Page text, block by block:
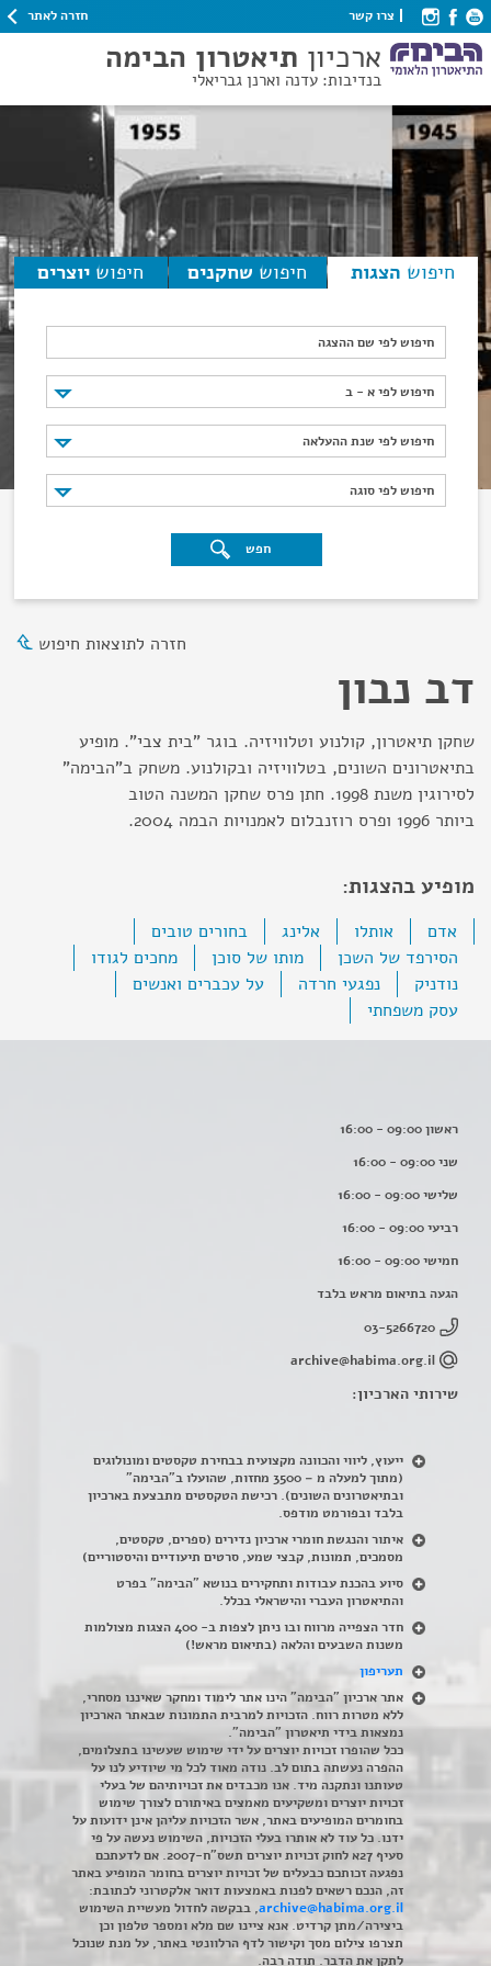
צרו קשר חזרה לאתר
ארכיון תיאטרון הבימה
בנדיבות: עדנה וארנן גבריאלי
חיפוש הצגות חיפוש שחקנים חיפוש יוצרים
חיפוש לפי שם ההצגה
חיפוש לפי א - ב
חיפוש לפי א - ב
חיפוש לפי שנת ההעלאה
חיפוש לפי שנת ההעלאה
חיפוש לפי סוגה
חיפוש לפי סוגה
חפש
חזרה לתוצאות חיפוש
דב נבון
שחקן תיאטרון, קולנוע וטלוויזיה. בוגר "בית צבי". מופיע
בתיאטרונים השונים, בטלוויזיה ובקולנוע. משחק ב"הבימה"
לסירוגין משנת 1998. חתן פרס שחקן המשנה הטוב
ביותר 1996 ופרס רוזנבלום לאמנויות הבמה 2004.
מופיע בהצגות:
אדם אותלו אלינג
בחורים טובים
הסירפד של השכן
מותו של סוכן
מחכים לגודו
נודניק
נפגעי חרדה
על עכברים ואנשים
עסק משפחתי
ראשון 09:00 - 16:00
שני 09:00 - 16:00
שלישי 09:00 - 16:00
רביעי 09:00 - 16:00
חמישי 09:00 - 16:00
הגעה בתיאום מראש בלבד
03-5266720
archive@habima.org.il
שירותי הארכיון:
ייעוץ, ליווי והכוונה מקצועית בבחירת טקסטים ומונולוגים
(מתוך למעלה מ – 3500 מחזות, שהועלו ב"הבימה"
ובתיאטרונים השונים). רכישת הטקסטים מתבצעת בארכיון
בלבד ובפורמט מודפס.
איתור והנגשת חומרי ארכיון נדירים (ספרים, טקסטים,
מסמכים, תמונות, קבצי שמע, סרטים תיעודיים והיסטוריים)
סיוע בהכנת עבודות ותחקירים בנושא "הבימה" בפרט
והתיאטרון העברי והישראלי בכלל.
חדר הצפייה מרווח ובו ניתן לצפות ב- 400 הצגות מצולמות
משנות השבעים והלאה (בתיאום מראש!)
תעריפון
אתר ארכיון "הבימה" הינו אתר לימוד ומחקר שאיננו מסחרי,
ללא מטרות רווח. הזכויות למרבית התמונות שבאתר הארכיון
נמצאות בידי תיאטרון "הבימה".
ככל שהופרו זכויות יוצרים על ידי שימוש שעשינו בתצלומים,
ההפרה נעשתה בתום לב. נודה מאוד לכל מי שיודיע לנו על
טעותנו ונתקנה מיד. אנו מכבדים את זכויותיהם של בעלי
זכויות יוצרים ומשקיעים מאמצים באיתורם לצורך שימוש
בחומרים המופיעים באתר, אשר הזכויות עליהן אינן ידועות על
ידנו. כל עוד לא אותרו בעלי הזכויות, השימוש נעשה על פי
סעיף 27א לחוק זכויות יוצרים תשס"ח-2007. אם לדעתכם
נפגעה זכותכם כבעלים של זכויות יוצרים בחומר המופיע באתר
זה, הנכם רשאים לפנות באמצעות דואר אלקטרוני לכתובת:
archive@habima.org.il, בבקשה לחדול מעשיית השימוש
ביצירה/מתן קרדיט. אנא ציינו שם מלא ומספר טלפון וכן
תצרפו צילום מסך וקישור לדף הרלוונטי באתר, על מנת שנוכל
לתקן את הדבר. תודה רבה.